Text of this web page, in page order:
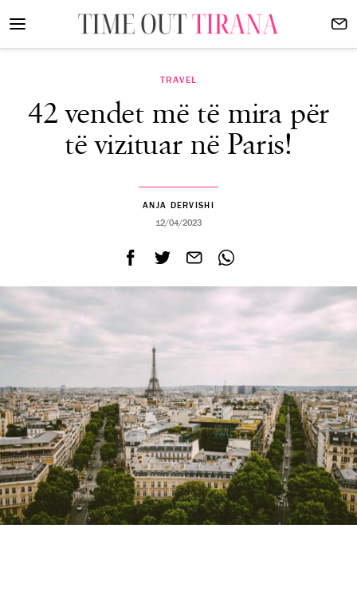
TRAVEL
42 vendet më të mira për
të vizituar në Paris!
ANJA DERVISHI
12/04/2023